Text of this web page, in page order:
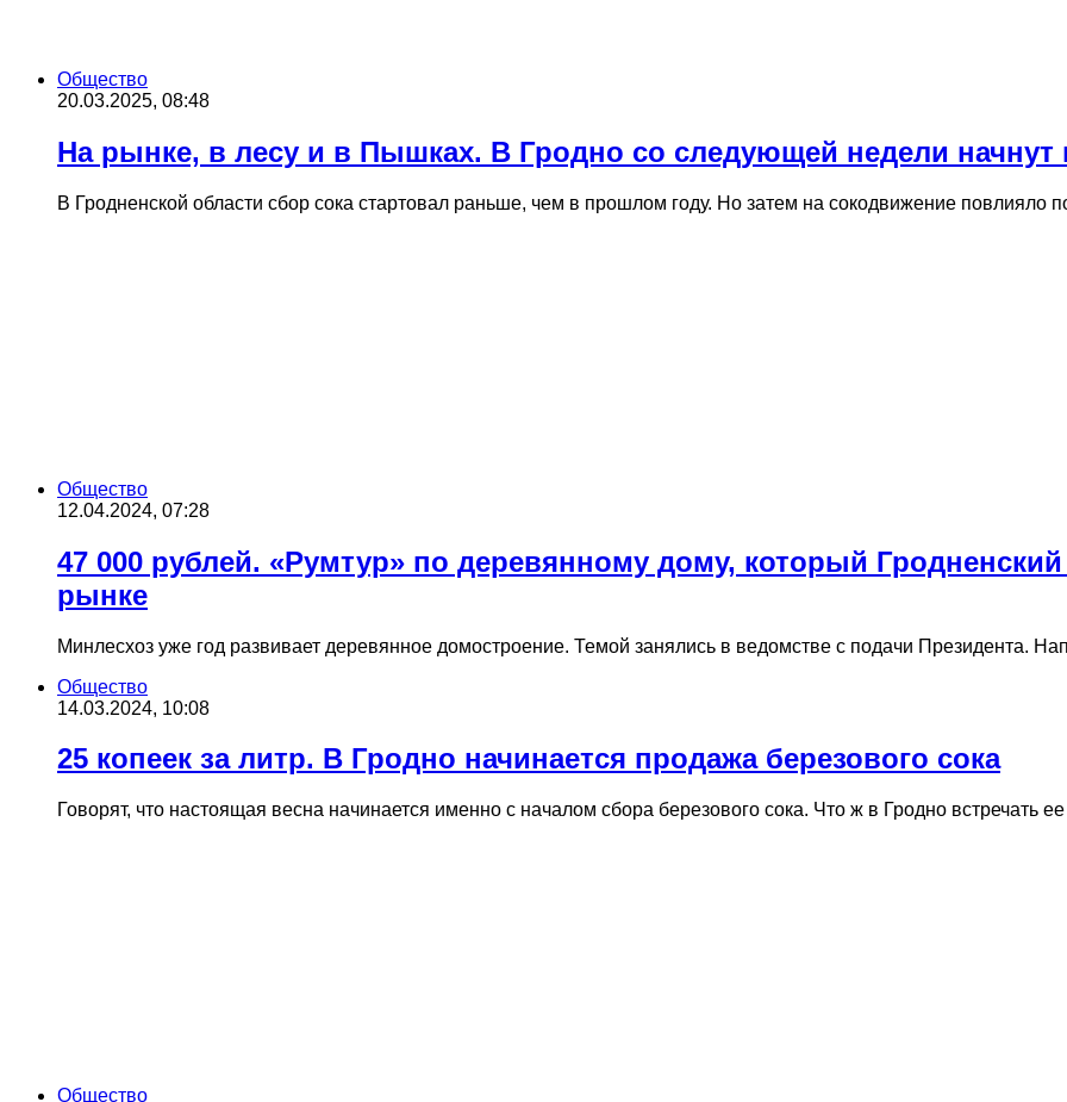
Общество
20.03.2025, 08:48
На рынке, в лесу и в Пышках. В Гродно со следующей недели начнут
В Гродненской области сбор сока стартовал раньше, чем в прошлом году. Но затем на сокодвижение
Общество
12.04.2024, 07:28
47 000 рублей. «Румтур» по деревянному дому, который
рынке
Минлесхоз уже год развивает деревянное домостроение. Темой занялись в ведомстве с подачи
Общество
14.03.2024, 10:08
25 копеек за литр. В Гродно начинается продажа березового сока
Говорят, что настоящая весна начинается именно с началом сбора березового сока. Что ж в Гродно встречать
Общество